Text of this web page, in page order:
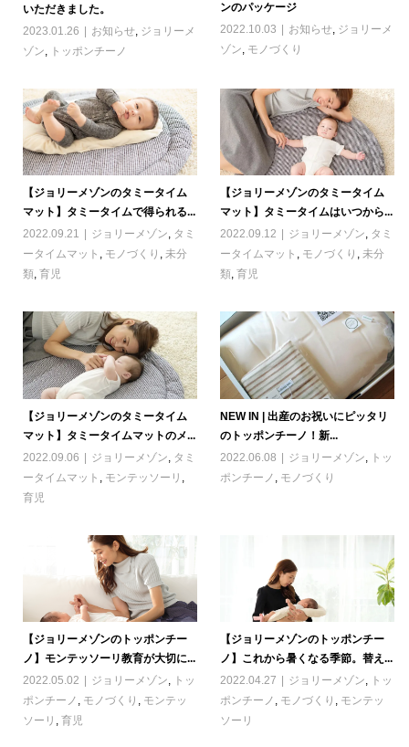
いただきました。
2023.01.26
お知らせ, ジョリーメ
ゾン, トッポンチーノ
ンのパッケージ
2022.10.03
お知らせ, ジョリーメ
ゾン, モノづくり
【ジョリーメゾンのタミータイム
マット】タミータイムで得られる...
2022.09.21
ジョリーメゾン, タミ
ータイムマット , モノづくり , 未分
類, 育児
【ジョリーメゾンのタミータイム
マット】タミータイムはいつから...
2022.09.12
ジョリーメゾン, タミ
ータイムマット , モノづくり ,未分
類,育児
【ジョリーメゾンのタミータイム
マット】タミータイムマットのメ...
2022.09.06
ジョリーメゾン
タミ
ータイムマット
モンテッソーリ
育児
NEW IN | 出産のお祝いにピッタリ
のトッポンチーノ！新...
2022.06.08
ジョリーメゾン
トッ
ポンチーノ
モノづくり
【ジョリーメゾンのトッポンチー
ノ】モンテッソーリ教育が大切に...
2022.05.02
ジョリーメゾン, トッ
ポンチーノ , モノづくり , モンテッ
ソーリ , 育児
【ジョリーメゾンのトッポンチー
ノ】これから暑くなる季節。替え...
2022.04.27
ジョリーメゾン, トッ
ポンチーノ , モノづくり , モンテッ
ソーリ